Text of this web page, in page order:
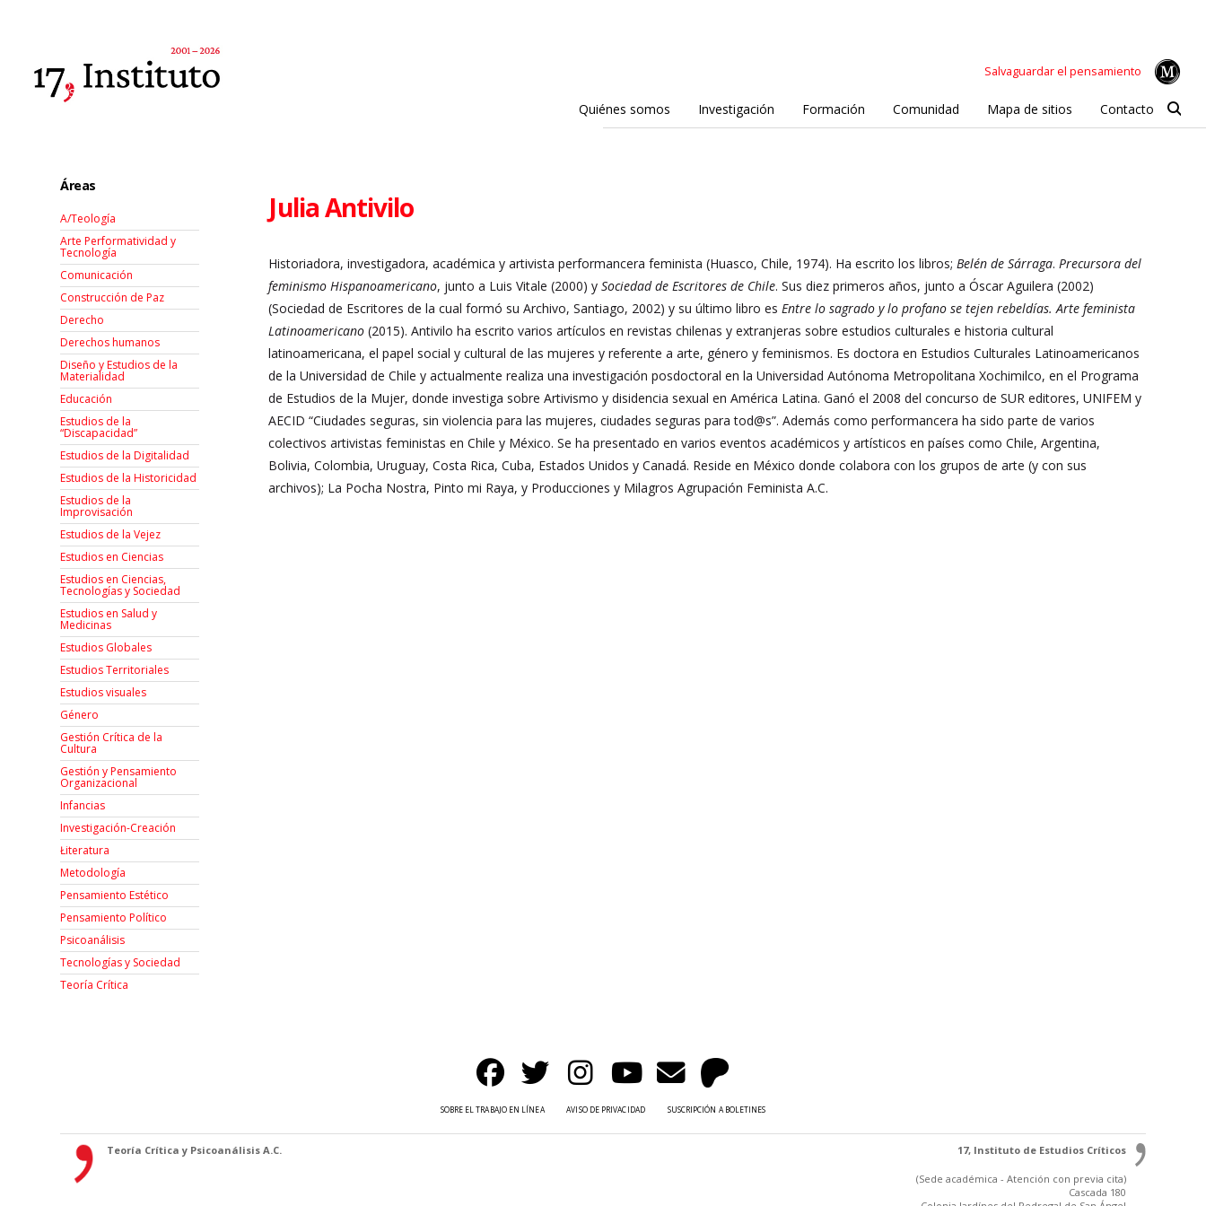
Salvaguardar el pensamiento
Quiénes somos Investigación Formación Comunidad Mapa de sitios Contacto
Julia Antivilo
Historiadora, investigadora, académica y artivista performancera feminista (Huasco, Chile, 1974). Ha escrito los libros;Belén de Sárraga.Precursora del
feminismo Hispanoamericano, junto a Luis Vitale (2000) ySociedad de Escritores de Chile. Sus diez primeros años, junto a Óscar Aguilera (2002)
(Sociedad de Escritores de la cual formó su Archivo, Santiago, 2002) y su último libro esEntre lo sagrado y lo profano se tejen rebeldías. Arte feminista
Latinoamericano (2015). Antivilo ha escrito varios artículos en revistas chilenas y extranjeras sobre estudios culturales e historia cultural
latinoamericana, el papel social y cultural de las mujeres y referente a arte, género y feminismos. Es doctora en Estudios Culturales Latinoamericanos
de la Universidad de Chile y actualmente realiza una investigación posdoctoral en la Universidad Autónoma Metropolitana Xochimilco, en el Programa
de Estudios de la Mujer, donde investiga sobre Artivismo y disidencia sexual en América Latina. Ganó el 2008 del concurso de SUR editores, UNIFEM y
AECID “Ciudades seguras, sin violencia para las mujeres, ciudades seguras para tod@s”. Además como performancera ha sido parte de varios
colectivos artivistas feministas en Chile y México. Se ha presentado en varios eventos académicos y artísticos en países como Chile, Argentina,
Bolivia, Colombia, Uruguay, Costa Rica, Cuba, Estados Unidos y Canadá. Reside en México donde colabora con los grupos de arte (y con sus
archivos); La Pocha Nostra, Pinto mi Raya, y Producciones y Milagros Agrupación Feminista A.C.
Áreas
A/Teología
Arte Performatividad y
Tecnología
Comunicación
Construcción de Paz
Derecho
Derechos humanos
Diseño y Estudios de la
Materialidad
Educación
Estudios de la
“Discapacidad”
Estudios de la Digitalidad
Estudios de la Historicidad
Estudios de la
Improvisación
Estudios de la Vejez
Estudios en Ciencias
Estudios en Ciencias,
Tecnologías y Sociedad
Estudios en Salud y
Medicinas
Estudios Globales
Estudios Territoriales
Estudios visuales
Género
Gestión Crítica de la
Cultura
Gestión y Pensamiento
Organizacional
Infancias
Investigación-Creación
Łiteratura
Metodología
Pensamiento Estético
Pensamiento Político
Psicoanálisis
Tecnologías y Sociedad
Teoría Crítica
SOBRE EL TRABAJO EN LÍNEA AVISO DE PRIVACIDAD SUSCRIPCIÓN A BOLETINES
Teoría Crítica y Psicoanálisis A.C. 17, Instituto de Estudios Críticos
(Sede académica - Atención con previa cita)
Cascada 180